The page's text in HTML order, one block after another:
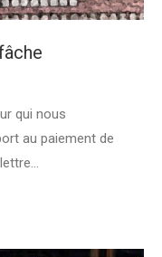
qui nous
au paiement de